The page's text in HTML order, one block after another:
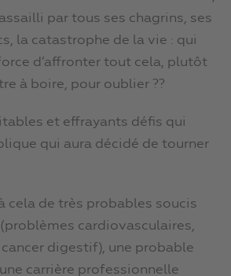
par tous ses chagrins, ses
la catastrophe de la vie : qui
d’affronter tout cela, plutôt
à boire, pour oublier ??
et effrayants défis qui
qui aura décidé de tourner
cela de très probables soucis
cardiovasculaires,
digestif), une probable
carrière professionnelle